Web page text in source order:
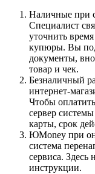
Наличные при
Специалист
уточнить
купюры. Вы
документы,
товар и чек.
Безналичный
интернет-
Чтобы
сервер
карты, срок
ЮMoney при
система
сервиса. Здесь
инструкции.